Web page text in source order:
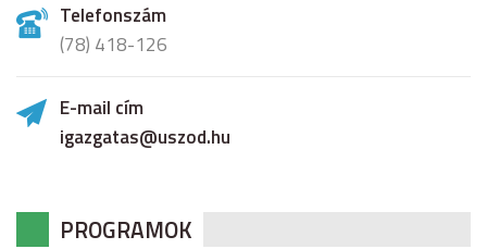
Telefonszám
(78) 418-126
E-mail cím
igazgatas@uszod.hu
PROGRAMOK